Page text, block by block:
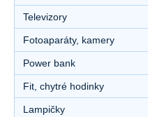
Televizory
Fotoaparáty, kamery
Power bank
Fit, chytré hodinky
Lampičky